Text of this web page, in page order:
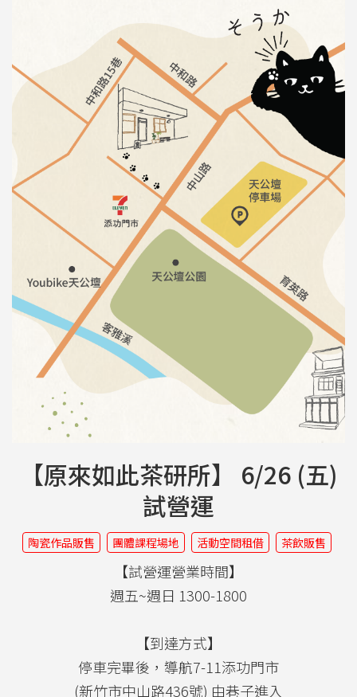
【原來如此茶研所】 6/26 (五)
試營運
陶瓷作品販售 團體課程場地 活動空間租借 茶飲販售
【試營運營業時間】
週五~週日 1300-1800
【到達方式】
停車完畢後，導航7-11添功門市
(新竹市中山路436號) 由巷子進入